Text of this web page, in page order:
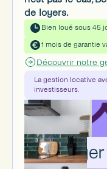
de loyers.
Bien loué sous 45
1 mois de garantie
Découvrir notre
La gestion locative
investisseurs.